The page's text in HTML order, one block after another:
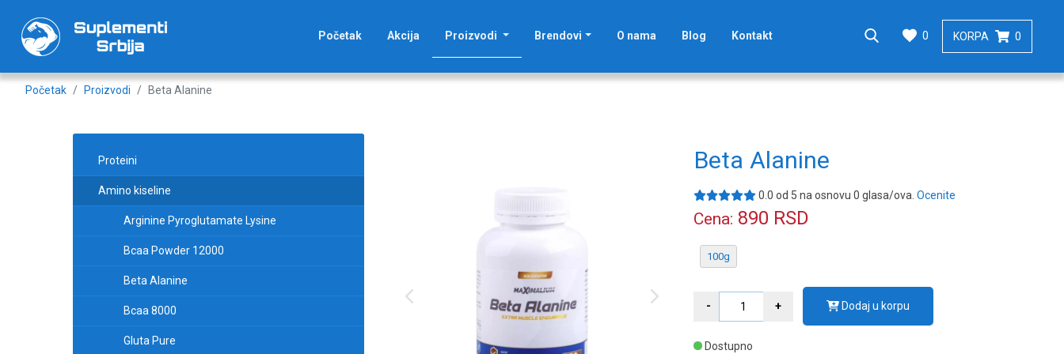
Početak Akcija Proizvodi (current)Brendovi O nama Blog Kontakt 0 KORPA 0
Početak Proizvodi Beta Alanine
Proteini
Amino kiseline
Arginine Pyroglutamate Lysine
Bcaa Powder 12000
Beta Alanine
Bcaa 8000
Gluta Pure
Beta Alanine
0.0 od 5 na osnovu 0 glasa/ova. Ocenite
Cena: 890 RSD
100g
Dodaj u korpu
Dostupno